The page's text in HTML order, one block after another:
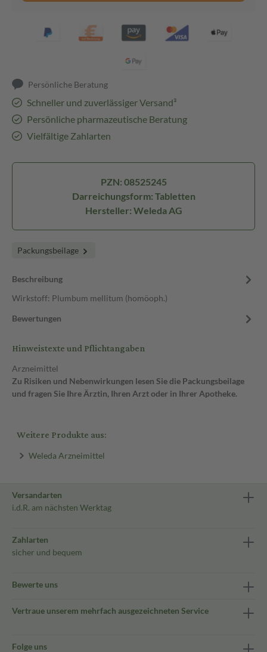
Persönliche Beratung
Schneller und zuverlässiger Versand³
Persönliche pharmazeutische Beratung
Vielfältige Zahlarten
PZN: 08525245
Darreichungsform: Tabletten
Hersteller: Weleda AG
Packungsbeilage
Beschreibung
Wirkstoff: Plumbum mellitum (homöoph.)
Bewertungen
Hinweistexte und Pflichtangaben
Arzneimittel
Zu Risiken und Nebenwirkungen lesen Sie die Packungsbeilage
und fragen Sie Ihre Ärztin, Ihren Arzt oder in Ihrer Apotheke.
Weitere Produkte aus:
Weleda Arzneimittel
Versandarten
i.d.R. am nächsten Werktag
Zahlarten
sicher und bequem
Bewerte uns
Vertraue unserem mehrfach ausgezeichneten Service
Folge uns